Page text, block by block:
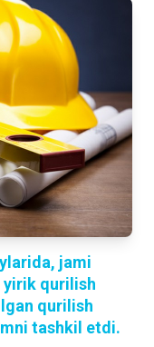
jami
qurilish
qurilish
tashkil etdi.